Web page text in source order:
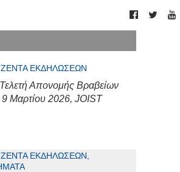
ΕΚΔΗΛΏΣΕΩΝ
Απονομής Βραβείων
Μαρτίου 2026, JOIST
ΕΚΔΗΛΏΣΕΩΝ,